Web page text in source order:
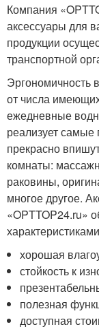
Компания
аксессуары для
продукции
транспортной
Эргономичность
от числа
ежедневные
реализует
прекрасно
комнаты:
раковины,
многое другое.
«OPTTOP24.ru»
хорошая
стойкость к
полезная
доступная